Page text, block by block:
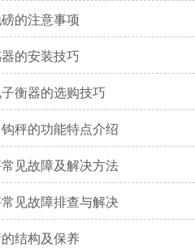
的注意事项
的安装技巧
衡器的选购技巧
秤的功能特点介绍
见故障及解决方法
见故障排查与解决
结构及保养